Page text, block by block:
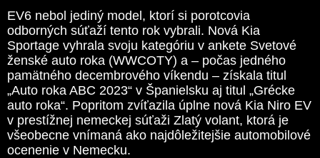
EV6 nebol jediný model, ktorí si porotcovia
odborných súťaží tento rok vybrali. Nová Kia
Sportage vyhrala svoju kategóriu v ankete Svetové
ženské auto roka (WWCOTY) a – počas jedného
pamätného decembrového víkendu – získala titul
„Auto roka ABC 2023“ v Španielsku aj titul „Grécke
auto roka“. Popritom zvíťazila úplne nová Kia Niro EV
v prestížnej nemeckej súťaži Zlatý volant, ktorá je
všeobecne vnímaná ako najdôležitejšie automobilové
ocenenie v Nemecku.